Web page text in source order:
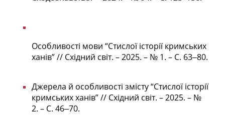
Особливості мови “Стислої історії кримських
ханів” // Східний світ. – 2025. – № 1. – С. 63‒80.
Джерела й особливості змісту “Стислої історії
кримських ханів” // Східний світ. – 2025. – №
2. – С. 46‒70.